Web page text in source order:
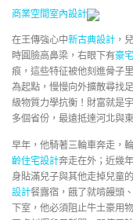
商業空間室內設計
在王傳強心中新古典設計 ，
時圓臉高鼻梁，右眼下有豪
痕，這些特征被他刻進骨子
為起點，慢慢向外擴散尋找
級物質力學抗衡！財富就是
多個省份，最遠抵達河北與
早年，他騎著三輪車奔走，
齡住宅設計奔走在外；近幾
身貼滿兒子與其他走掉兒童
設計餐露宿，餓了就啃饅頭
下室，他必須阻止牛土豪用